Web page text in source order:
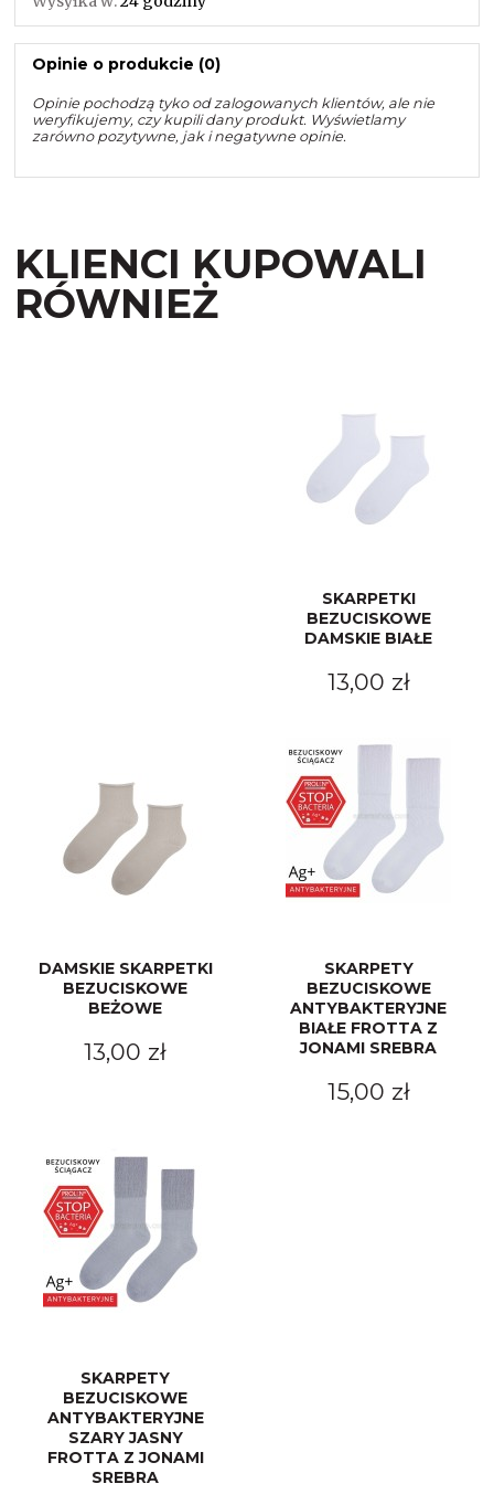
Opinie o produkcie (0)
Opinie pochodzą tyko od zalogowanych klientów, ale nie
weryfikujemy, czy kupili dany produkt. Wyświetlamy
zarówno pozytywne, jak i negatywne opinie.
KLIENCI KUPOWALI
RÓWNIEŻ
SKARPETKI
BEZUCISKOWE
DAMSKIE BIAŁE
13,00 zł
DAMSKIE SKARPETKI
BEZUCISKOWE
BEŻOWE
13,00 zł
SKARPETY
BEZUCISKOWE
ANTYBAKTERYJNE
BIAŁE FROTTA Z
JONAMI SREBRA
15,00 zł
SKARPETY
BEZUCISKOWE
ANTYBAKTERYJNE
SZARY JASNY
FROTTA Z JONAMI
SREBRA